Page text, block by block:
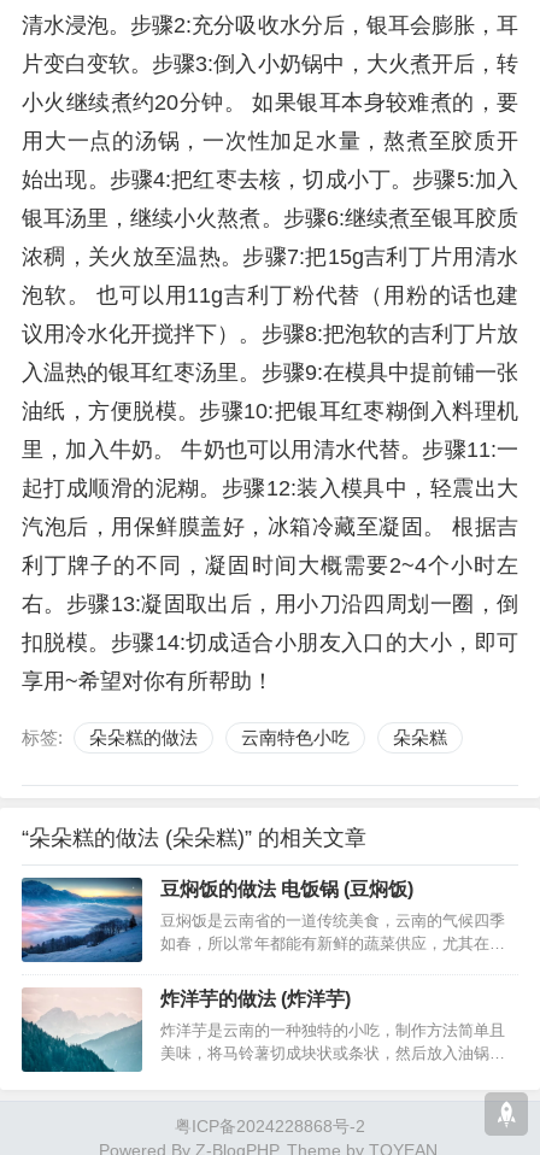
清水浸泡。步骤2:充分吸收水分后，银耳会膨胀，耳
片变白变软。步骤3:倒入小奶锅中，大火煮开后，转
小火继续煮约20分钟。 如果银耳本身较难煮的，要
用大一点的汤锅，一次性加足水量，熬煮至胶质开
始出现。步骤4:把红枣去核，切成小丁。步骤5:加入
银耳汤里，继续小火熬煮。步骤6:继续煮至银耳胶质
浓稠，关火放至温热。步骤7:把15g吉利丁片用清水
泡软。 也可以用11g吉利丁粉代替（用粉的话也建
议用冷水化开搅拌下）。步骤8:把泡软的吉利丁片放
入温热的银耳红枣汤里。步骤9:在模具中提前铺一张
油纸，方便脱模。步骤10:把银耳红枣糊倒入料理机
里，加入牛奶。 牛奶也可以用清水代替。步骤11:一
起打成顺滑的泥糊。步骤12:装入模具中，轻震出大
汽泡后，用保鲜膜盖好，冰箱冷藏至凝固。 根据吉
利丁牌子的不同，凝固时间大概需要2~4个小时左
右。步骤13:凝固取出后，用小刀沿四周划一圈，倒
扣脱模。步骤14:切成适合小朋友入口的大小，即可
享用~希望对你有所帮助！
标签: 朵朵糕的做法 云南特色小吃 朵朵糕
“朵朵糕的做法 (朵朵糕)” 的相关文章
豆焖饭的做法 电饭锅 (豆焖饭)
豆焖饭是云南省的一道传统美食，云南的气候四季
如春，所以常年都能有新鲜的蔬菜供应，尤其在冬
未完全成熟的绿色蚕豆，剥去外壳后留下的肉仁，
味道鲜美，每年春节期间，…
炸洋芋的做法 (炸洋芋)
炸洋芋是云南的一种独特的小吃，制作方法简单且
美味，将马铃薯切成块状或条状，然后放入油锅中
和酥脆，为了增加口感和味道，人们还会加入各种
调料，例如腐乳、腌酸萝卜…
粤ICP备2024228868号-2
Powered By Z-BlogPHP. Theme by TOYEAN